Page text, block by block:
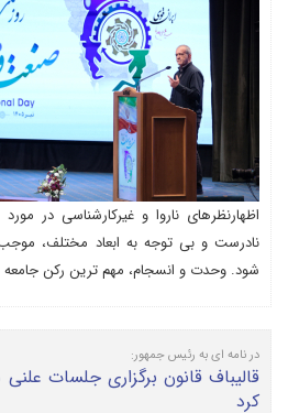
اظهارنظرهای ناروا و غیرکارشناسی در
نادرست و بی توجه به ابعاد مختلف،
شود. وحدت و انسجام، مهم ترین رکن جامعه
در نامه ای به رئیس جمهور:
قالیباف قانون برگزاری جلسات علنی
کرد